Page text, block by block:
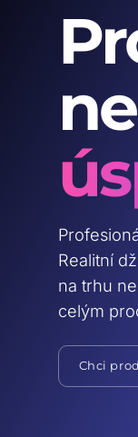
Realitní
na trhu
celým
Chci